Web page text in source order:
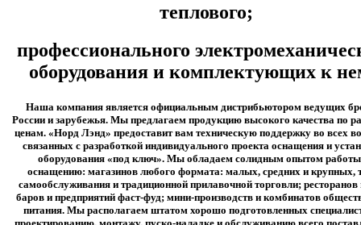
теплового;
профессионального
оборудования и комплектующих к
Наша компания является официальным дистрибьютором ведущих
России и зарубежья. Мы предлагаем продукцию высокого качества по
ценам. «Норд Лэнд» предоставит вам техническую поддержку во всех
связанных с разработкой индивидуального проекта оснащения и
оборудования «под ключ». Мы обладаем солидным опытом
оснащению: магазинов любого формата: малых, средних и крупных,
самообслуживания и традиционной прилавочной торговли; ресторанов
баров и предприятий фаст-фуд; мини-производств и комбинатов
питания. Мы располагаем штатом хорошо подготовленных